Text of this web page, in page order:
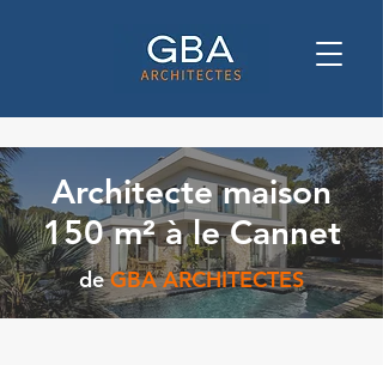
Architecte maison
150 m² à le Cannet
de GBA ARCHITECTES